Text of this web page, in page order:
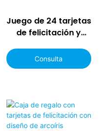
Juego de 24 tarjetas
de felicitación y
personalizados
Consulta